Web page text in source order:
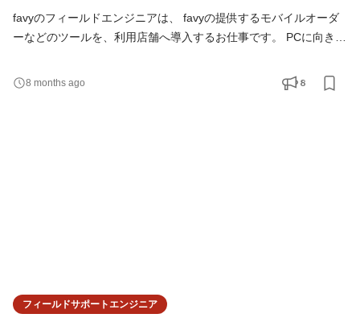
favyのフィールドエンジニアは、 favyの提供するモバイルオーダ
ーなどのツールを、利用店舗へ導入するお仕事です。 PCに向き合
す。 2024年9月には大阪の新しい商業施設のフードホールにて、
弊社のモバイルオーダーの導入が決定しています。 現在は、東京
8 months ago 8
フィールドサポートエンジニア